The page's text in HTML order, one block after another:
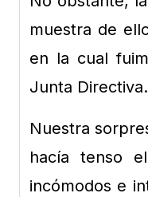
muestra de
en la cual
Junta Directiva.
Nuestra
hacía tenso
incómodos e